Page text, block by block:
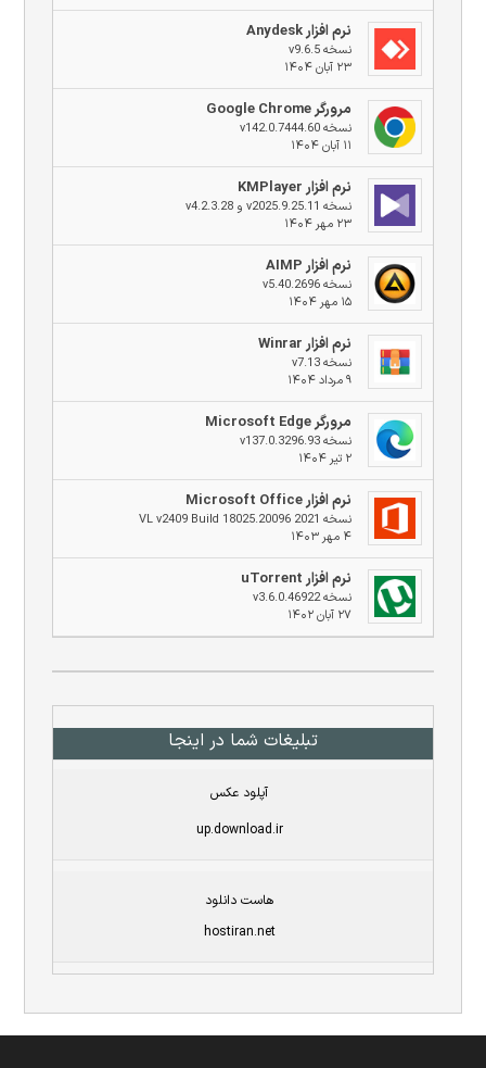
نرم افزار Anydesk
نسخه v9.6.5
۲۳ آبان ۱۴۰۴
مرورگر Google Chrome
نسخه v142.0.7444.60
۱۱ آبان ۱۴۰۴
نرم افزار KMPlayer
نسخه v2025.9.25.11 و v4.2.3.28
۲۳ مهر ۱۴۰۴
نرم افزار AIMP
نسخه v5.40.2696
۱۵ مهر ۱۴۰۴
نرم افزار Winrar
نسخه v7.13
۹ مرداد ۱۴۰۴
مرورگر Microsoft Edge
نسخه v137.0.3296.93
۲ تیر ۱۴۰۴
نرم افزار Microsoft Office
نسخه 2021 VL v2409 Build 18025.20096
۴ مهر ۱۴۰۳
نرم افزار uTorrent
نسخه v3.6.0.46922
۲۷ آبان ۱۴۰۲
تبلیغات شما در اینجا
آپلود عکس
up.download.ir
هاست دانلود
hostiran.net